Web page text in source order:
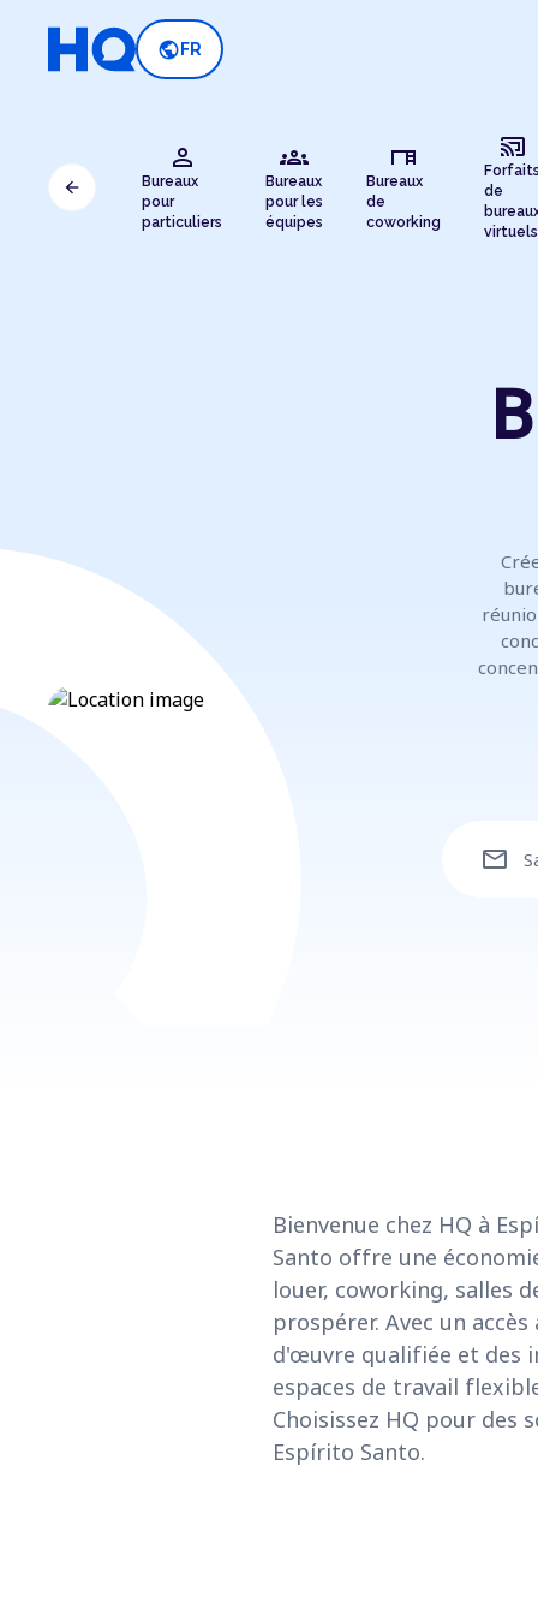
public FR
person
Bureaux
pour
particuliers
groups
Bureaux
pour les
équipes
desk
Bureaux
de
coworking
cast_connected
Forfaits
de
virtuels
arrow_back
mail
Bienvenue chez HQ à
Santo offre une
louer, coworking, salles
prospérer. Avec un
d'œuvre qualifiée et des
espaces de travail
Choisissez HQ pour des
Espírito Santo.